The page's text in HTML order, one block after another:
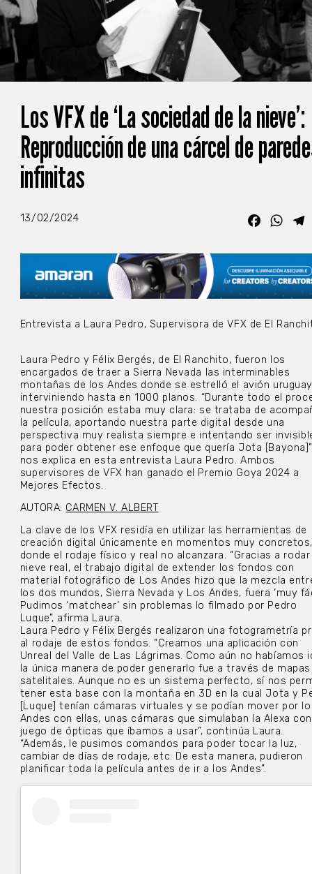
Los VFX de ‘La sociedad de la nieve’:
Reproducción de una cárcel de
infinitas
13/02/2024
Entrevista a Laura Pedro, Supervisora de VFX de El
Laura Pedro y Félix Bergés, de El Ranchito, fueron los
encargados de traer a Sierra Nevada las interminables
montañas de los Andes donde se estrelló el avión
interviniendo hasta en 1000 planos. “Durante todo el
nuestra posición estaba muy clara: se trataba de
la película, aportando nuestra parte digital desde una
perspectiva muy realista siempre e intentando ser
para poder obtener ese enfoque que quería Jota
nos explica en esta entrevista Laura Pedro. Ambos
supervisores de VFX han ganado el Premio Goya 2024 a
Mejores Efectos.
AUTORA: CARMEN V. ALBERT
La clave de los VFX residía en utilizar las herramientas de
creación digital únicamente en momentos muy concretos,
donde el rodaje físico y real no alcanzara. “Gracias a
nieve real, el trabajo digital de extender los fondos con
material fotográfico de Los Andes hizo que la mezcla
los dos mundos, Sierra Nevada y Los Andes, fuera ‘muy
Pudimos ‘matchear’ sin problemas lo filmado por Pedro
Luque”, afirma Laura.
Laura Pedro y Félix Bergés realizaron una fotogrametría
al rodaje de estos fondos. “Creamos una aplicación con
Unreal del Valle de Las Lágrimas. Como aún no habíamos
la única manera de poder generarlo fue a través de mapas
satelitales. Aunque no es un sistema perfecto, sí nos
tener esta base con la montaña en 3D en la cual Jota y
[Luque] tenían cámaras virtuales y se podían mover por
Andes con ellas, unas cámaras que simulaban la Alexa
juego de ópticas que íbamos a usar”, continúa Laura.
“Además, le pusimos comandos para poder tocar la luz,
cambiar de días de rodaje, etc. De esta manera, pudieron
planificar toda la película antes de ir a los Andes”.